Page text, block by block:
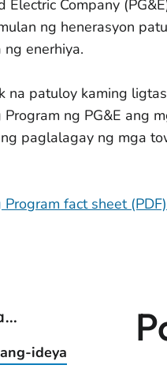
Electric Company
ng henerasyon
enerhiya.
na patuloy kaming
Program ng PG&E ang
paglalagay ng mga
fact sheet (PDF)
ideya